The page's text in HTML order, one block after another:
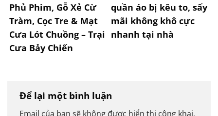
Phủ Phim, Gỗ Xẻ Cừ
Tràm, Cọc Tre & Mạt
Cưa Lót Chuồng – Trại
Cưa Bảy Chiến
quần áo bị kêu to, sấy
mãi không khô cực
nhanh tại nhà
Để lại một bình luận
Email của bạn sẽ không được hiển thị công khai.